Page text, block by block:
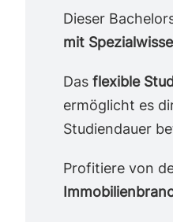
Dieser
mit
Das flexible
ermöglicht es
Studiendauer
Profitiere von